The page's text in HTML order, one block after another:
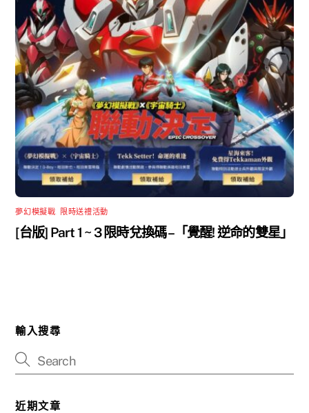
夢幻模擬戰 限時送禮活動
[台版] Part 1 ~ 3 限時兌換碼 –「覺醒! 逆命的雙星」
輸入搜尋
近期文章